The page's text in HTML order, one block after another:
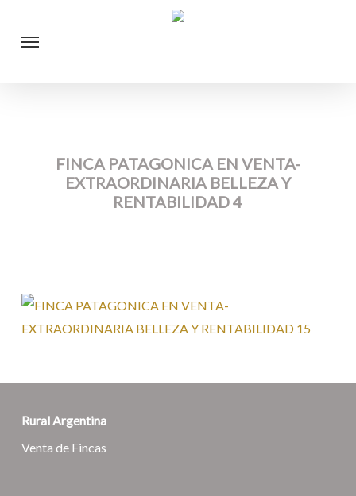
Menu
FINCA PATAGONICA EN VENTA-
EXTRAORDINARIA BELLEZA Y
RENTABILIDAD 4
Rural Argentina
Venta de Fincas